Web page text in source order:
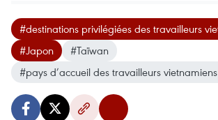
#destinations privilégiées des travailleurs
#Japon
#Taïwan
#pays d’accueil des travailleurs